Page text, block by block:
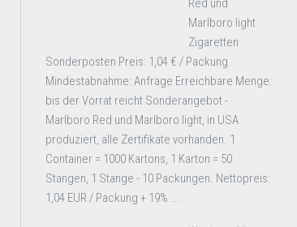
Red und
Marlboro light
Zigaretten
Sonderposten Preis: 1,04 € / Packung
Mindestabnahme: Anfrage Erreichbare Menge:
bis der Vorrat reicht Sonderangebot -
Marlboro Red und Marlboro light, in USA
produziert, alle Zertifikate vorhanden. 1
Container = 1000 Kartons, 1 Karton = 50
Stangen, 1 Stange - 10 Packungen. Nettopreis:
1,04 EUR / Packung + 19% ...